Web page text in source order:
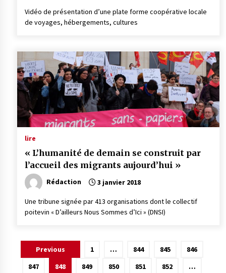
Vidéo de présentation d’une plate forme coopérative locale
de voyages, hébergements, cultures
lire
« L’humanité de demain se construit par
l’accueil des migrants aujourd’hui »
Rédaction 3 janvier 2018
Une tribune signée par 413 organisations dont le collectif
poitevin « D’ailleurs Nous Sommes d’Ici » (DNSI)
Pagination
des
Previous 1 … 844 845
846
847
848 849 850 851 852 …